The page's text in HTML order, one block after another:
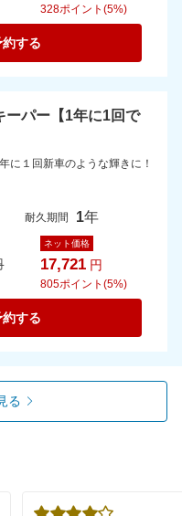
328ポイント(5%)
する
ーパー【1年に1回で
に１回新車のような輝きに！
耐久期間 1年
ネット価格
17,721 円
805ポイント(5%)
する
る